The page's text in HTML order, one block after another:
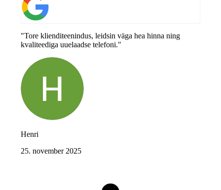
"Tore klienditeenindus, leidsin väga hea hinna ning
kvaliteediga uuelaadse telefoni."
Henri
25. november 2025